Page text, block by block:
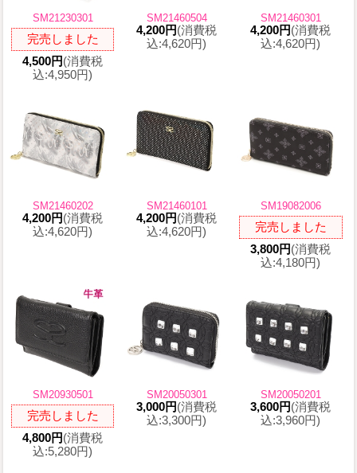
SM21230301
完売しました
4,500円(消費税
込:4,950円)
SM21460504
4,200円(消費税
込:4,620円)
SM21460301
4,200円(消費税
込:4,620円)
SM21460202
4,200円(消費税
込:4,620円)
SM21460101
4,200円(消費税
込:4,620円)
SM19082006
完売しました
3,800円(消費税
込:4,180円)
SM20930501
完売しました
4,800円(消費税
込:5,280円)
SM20050301
3,000円(消費税
込:3,300円)
SM20050201
3,600円(消費税
込:3,960円)